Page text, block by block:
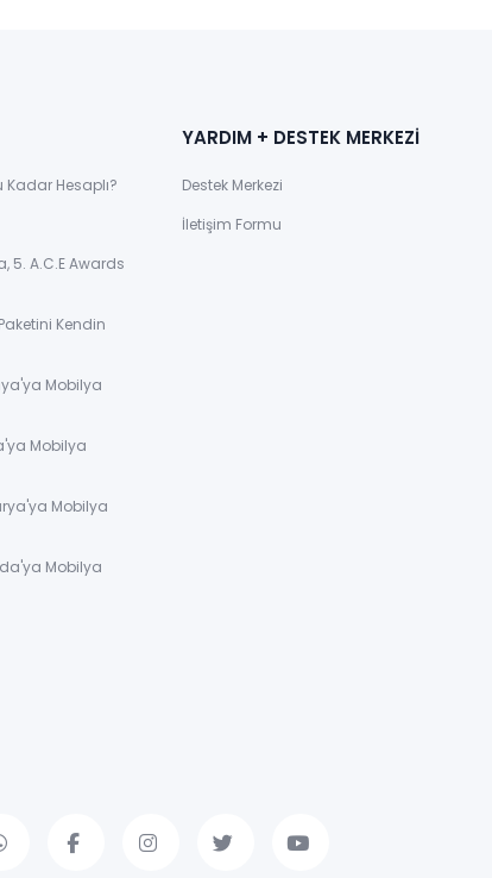
Hesaplı?
5. A.C.E Awards
Kendin
Mobilya
Mobilya
Mobilya
Mobilya
YARDIM + DESTEK MERKEZİ
Destek Merkezi
İletişim Formu